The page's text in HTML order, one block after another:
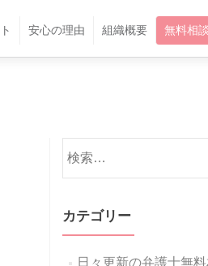
安心の理由 組織概要 無料相談
索:
カテゴリー
日々更新の弁護士無